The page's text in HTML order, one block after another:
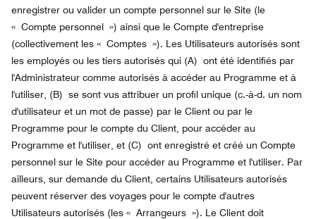
enregistrer ou valider un compte personnel sur le Site (le
« Compte personnel ») ainsi que le Compte d'entreprise
(collectivement les « Comptes »). Les Utilisateurs autorisés sont
les employés ou les tiers autorisés qui (A) ont été identifiés par
l'Administrateur comme autorisés à accéder au Programme et à
l'utiliser, (B) se sont vus attribuer un profil unique (c.-à-d. un nom
d'utilisateur et un mot de passe) par le Client ou par le
Programme pour le compte du Client, pour accéder au
Programme et l'utiliser, et (C) ont enregistré et créé un Compte
personnel sur le Site pour accéder au Programme et l'utiliser. Par
ailleurs, sur demande du Client, certains Utilisateurs autorisés
peuvent réserver des voyages pour le compte d'autres
Utilisateurs autorisés (les « Arrangeurs »). Le Client doit